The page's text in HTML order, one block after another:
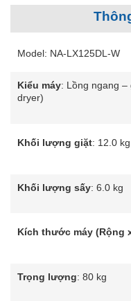
Model: NA-LX125DL-W
Kiểu máy: Lồng ngang
dryer)
Khối lượng giặt: 12.0 kg
Khối lượng sấy: 6.0 kg
Kích thước máy (Rộng
Trọng lượng: 80 kg